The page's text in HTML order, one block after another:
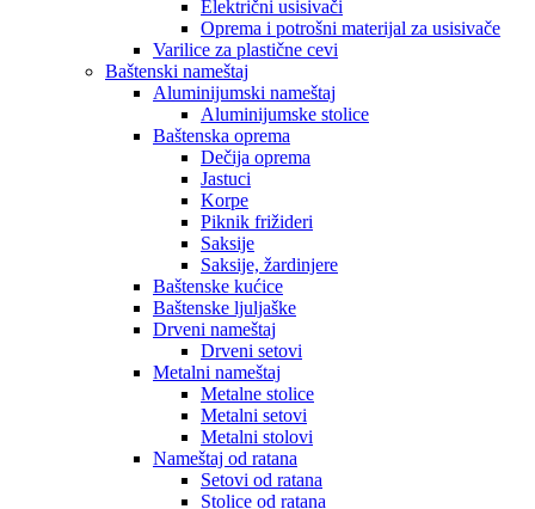
Električni usisivači
Oprema i potrošni materijal za usisivače
Varilice za plastične cevi
Baštenski nameštaj
Aluminijumski nameštaj
Aluminijumske stolice
Baštenska oprema
Dečija oprema
Jastuci
Korpe
Piknik frižideri
Saksije
Saksije, žardinjere
Baštenske kućice
Baštenske ljuljaške
Drveni nameštaj
Drveni setovi
Metalni nameštaj
Metalne stolice
Metalni setovi
Metalni stolovi
Nameštaj od ratana
Setovi od ratana
Stolice od ratana